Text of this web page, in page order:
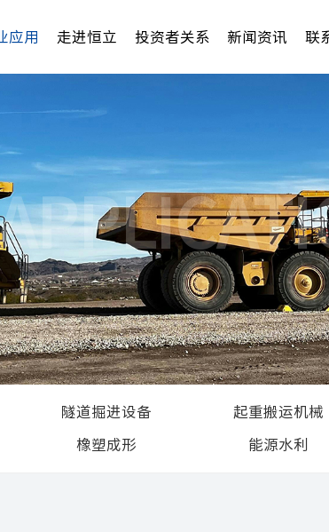
应用 走进恒立 投资者关系 新闻资讯 联
隧道掘进设备 起重搬运机械
橡塑成形 能源水利